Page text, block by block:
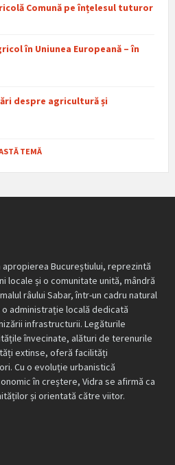
Comună pe înțelesul tuturor
în Uniunea Europeană – în
despre agricultură și
TEMĂ
apropierea Bucureștiului, reprezintă
locale și o comunitate unită, mândră
râului Sabar, într-un cadru natural
administrație locală dedicată
infrastructurii. Legăturile
învecinate, alături de terenurile
extinse, oferă facilități
Cu o evoluție urbanistică
în creștere, Vidra se afirmă ca
și orientată către viitor.